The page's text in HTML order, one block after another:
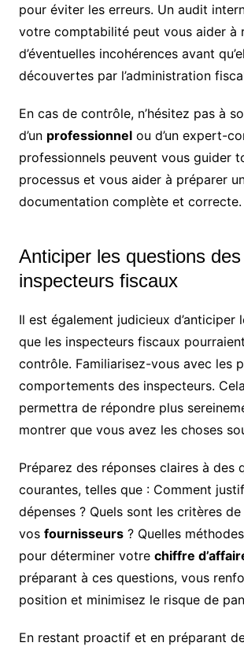
pour éviter les erreurs. Un audit
votre comptabilité peut vous aider à
d’éventuelles incohérences avant
découvertes par l’administration
En cas de contrôle, n’hésitez pas à
d’un professionnelou d’un expert-
professionnels peuvent vous guider
processus et vous aider à préparer
documentation complète et correcte.
Anticiper les questions des
inspecteurs fiscaux
Il est également judicieux d’anticiper
que les inspecteurs fiscaux
contrôle. Familiarisez-vous avec les
comportements des inspecteurs.
permettra de répondre plus
montrer que vous avez les choses
Préparez des réponses claires à des
courantes, telles que : Comment
dépenses ? Quels sont les critères
vos fournisseurs? Quelles
pour déterminer votre chiffre
préparant à ces questions, vous
position et minimisez le risque de
En restant proactif et en préparant